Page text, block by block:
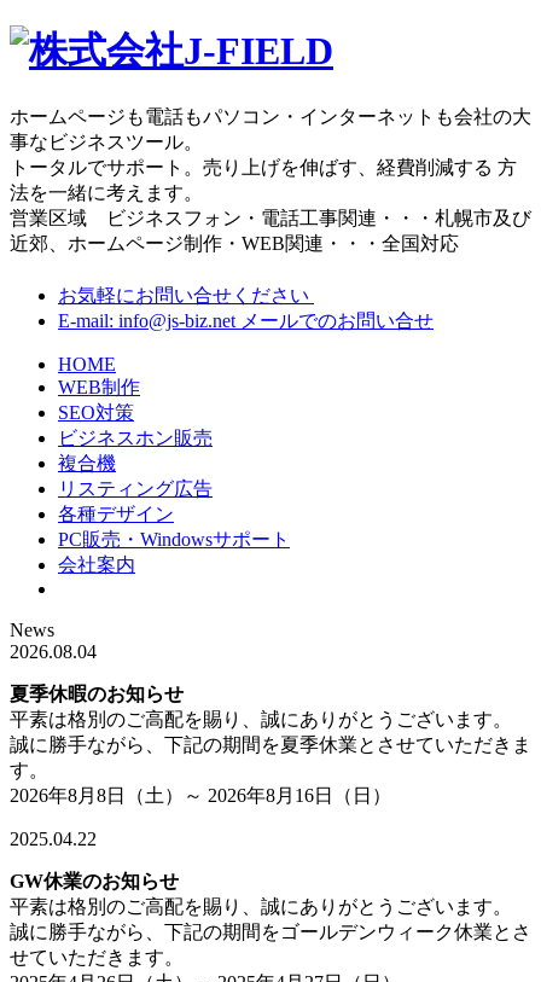
ホームページも電話もパソコン・インターネットも会社の大
事なビジネスツール。
トータルでサポート。売り上げを伸ばす、経費削減する 方
法を一緒に考えます。
営業区域 ビジネスフォン・電話工事関連・・・札幌市及び
近郊、ホームページ制作・WEB関連・・・全国対応
お気軽にお問い合せください
E-mail: info@js-biz.net メールでのお問い合せ
HOME
WEB制作
SEO対策
ビジネスホン販売
複合機
リスティング広告
各種デザイン
PC販売・Windowsサポート
会社案内
News
2026.08.04
夏季休暇のお知らせ
平素は格別のご高配を賜り、誠にありがとうございます。
誠に勝手ながら、下記の期間を夏季休業とさせていただきま
す。
2026年8月8日（土）～ 2026年8月16日（日）
2025.04.22
GW休業のお知らせ
平素は格別のご高配を賜り、誠にありがとうございます。
誠に勝手ながら、下記の期間をゴールデンウィーク休業とさ
せていただきます。